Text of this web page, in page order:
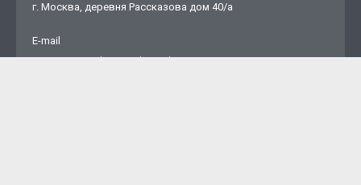
г. Москва, деревня Рассказова дом 40/а
E-mail
5182014@mail.ru ugrakom@list.ru